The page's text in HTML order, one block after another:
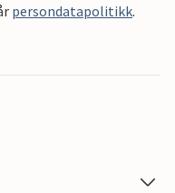
persondatapolitikk.